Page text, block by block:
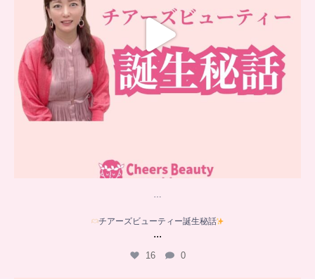
…
チアーズビューティー誕生秘話
...
16 0